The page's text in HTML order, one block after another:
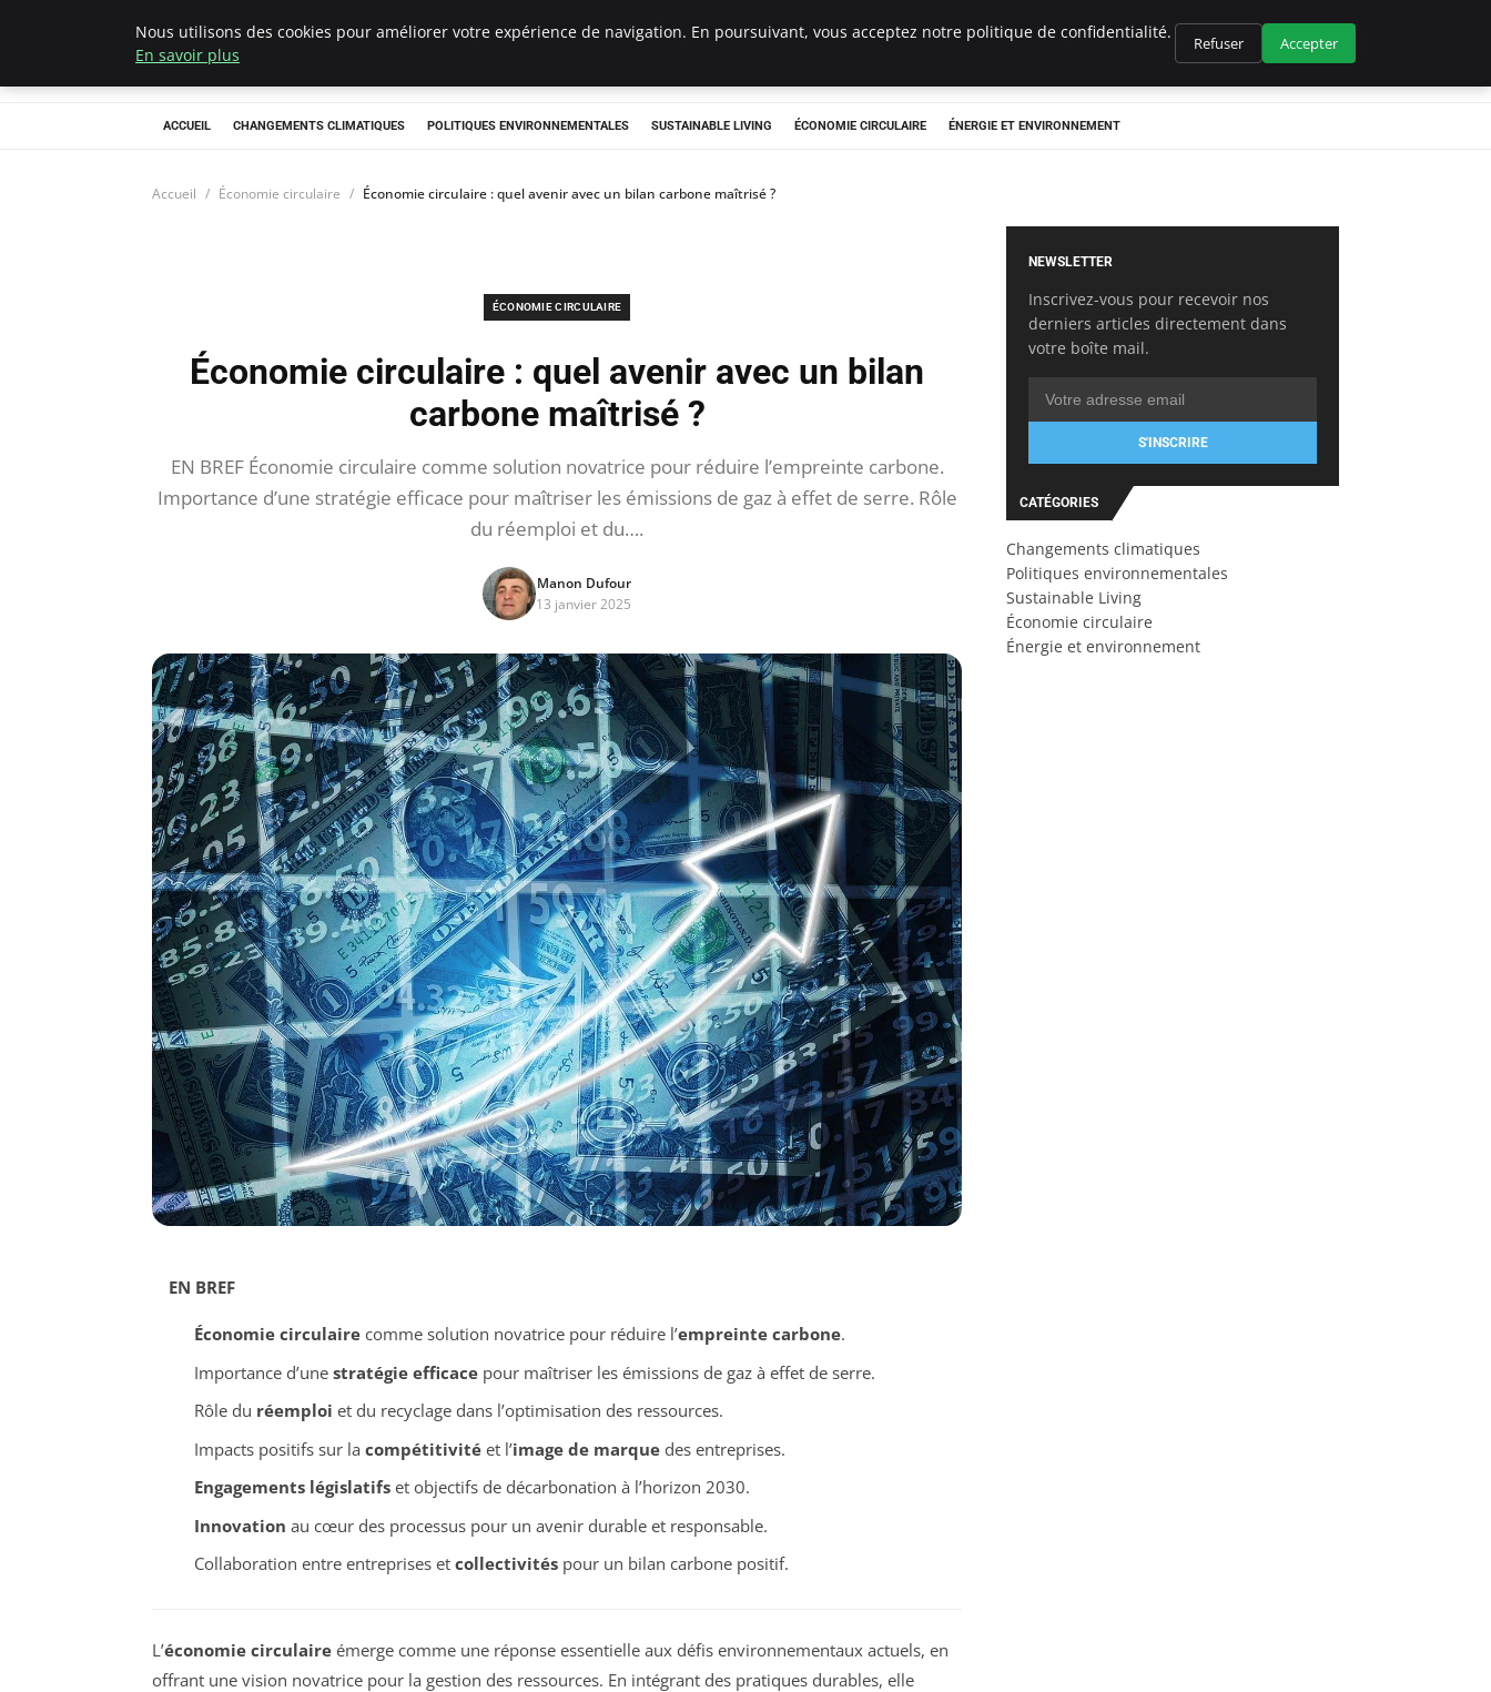
Climategatecountryclub.com
ACCUEIL CHANGEMENTS CLIMATIQUES POLITIQUES ENVIRONNEMENTALES SUSTAINABLE LIVING ÉCONOMIE CIRCULAIRE ÉNERGIE ET ENVIRONNEMENT
Accueil Économie circulaire Économie circulaire : quel avenir avec un bilan carbone maîtrisé ?
ÉCONOMIE CIRCULAIRE
Économie circulaire : quel avenir avec un bilan
carbone maîtrisé ?
EN BREF Économie circulaire comme solution novatrice pour réduire l’empreinte carbone.
Importance d’une stratégie efficace pour maîtriser les émissions de gaz à effet de serre. Rôle
du réemploi et du….
Manon Dufour
13 janvier 2025
EN BREF
Économie circulairecomme solution novatrice pour réduire l’empreinte carbone.
Importance d’une stratégie efficacepour maîtriser les émissions de gaz à effet de serre.
Rôle du réemploi et du recyclage dans l’optimisation des ressources.
Impacts positifs sur la compétitivitéet l’image de marquedes entreprises.
Engagements législatifset objectifs de décarbonation à l’horizon 2030.
Innovation au cœur des processus pour un avenir durable et responsable.
Collaboration entre entreprises et collectivitéspour un bilan carbone positif.
L’économie circulaire émerge comme une réponse essentielle aux défis environnementaux actuels, en
offrant une vision novatrice pour la gestion des ressources. En intégrant des pratiques durables, elle
NEWSLETTER
Inscrivez-vous pour recevoir nos
derniers articles directement dans
votre boîte mail.
S'INSCRIRE
CATÉGORIES
Changements climatiques
Politiques environnementales
Sustainable Living
Économie circulaire
Énergie et environnement
Nous utilisons des cookies pour améliorer votre expérience de navigation. En poursuivant, vous acceptez notre politique de confidentialité.
En savoir plus
Refuser Accepter